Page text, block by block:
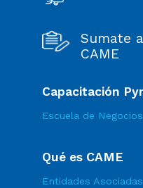
Sumate
CAME
Capacitación
Escuela de Negocios
Qué es CAME
Entidades Asociadas